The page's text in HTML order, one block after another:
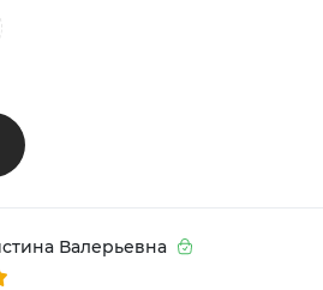
Валерьевна